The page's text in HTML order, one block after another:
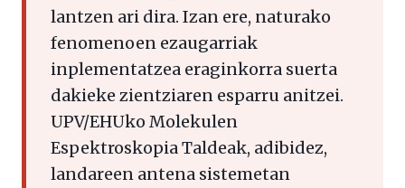
lantzen ari dira. Izan ere, naturako
fenomenoen ezaugarriak
inplementatzea eraginkorra suerta
dakieke zientziaren esparru anitzei.
UPV/EHUko Molekulen
Espektroskopia Taldeak, adibidez,
landareen antena sistemetan